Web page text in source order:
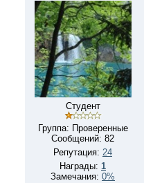
Студент
Группа: Проверенные
Сообщений: 82
Репутация: 24
Награды: 1
Замечания: 0%